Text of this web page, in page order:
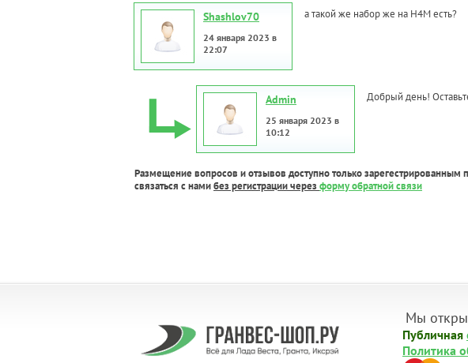
Shashlov70
24 января 2023 в
22:07
а такой же набор же на Н4М есть?
Admin
25 января 2023 в
10:12
Добрый день!
Размещение вопросов и отзывов доступно только зарегестрированным
связаться с намибез регистрации через форму обратной связи
Мы
Публичная
Политика